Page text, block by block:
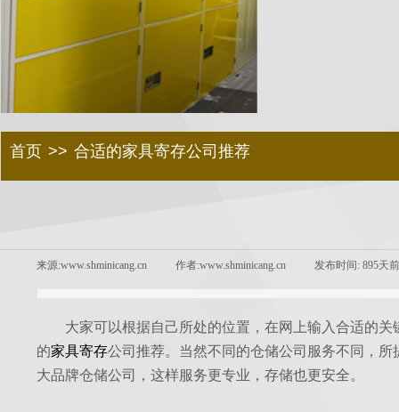
来源:www.shminicang.cn 作者:www.shminicang.cn 发布时间: 895天前
大家可以根据自己所处的位置，在网上输入合适的
的家具寄存公司推荐。当然不同的仓储公司服务不同，
大品牌仓储公司，这样服务更专业，存储也更安全。
首页 >> 合适的家具寄存公司推荐